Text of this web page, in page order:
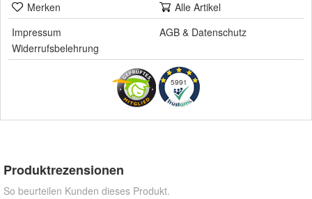
Merken
Alle Artikel
Impressum
AGB & Datenschutz
Widerrufsbelehrung
5991
Produktrezensionen
So beurteilen Kunden dieses Produkt.